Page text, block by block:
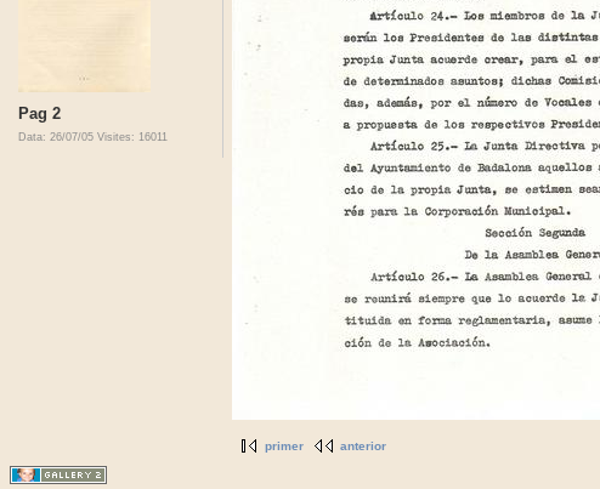
Pag 2
Data: 26/07/05 Visites: 16011
primer anterior